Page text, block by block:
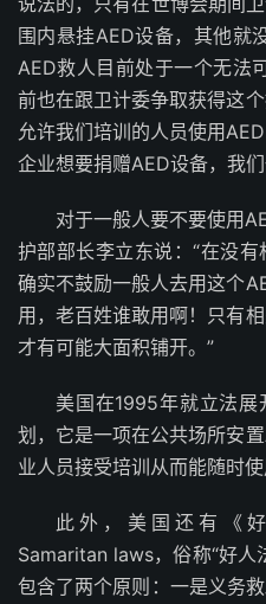
围内悬挂AED设备，其他就
AED救人目前处于一个无法
前也在跟卫计委争取获得这
允许我们培训的人员使用
企业想要捐赠AED设备，我
对于一般人要不要使用
护部部长李立东说：“在没
确实不鼓励一般人去用这个
用，老百姓谁敢用啊！只有
才有可能大面积铺开。”
美国在1995年就立法展
划，它是一项在公共场所安
业人员接受培训从而能随时使
此外，美国还有《
Samaritan laws，俗称“好人
包含了两个原则：一是义务